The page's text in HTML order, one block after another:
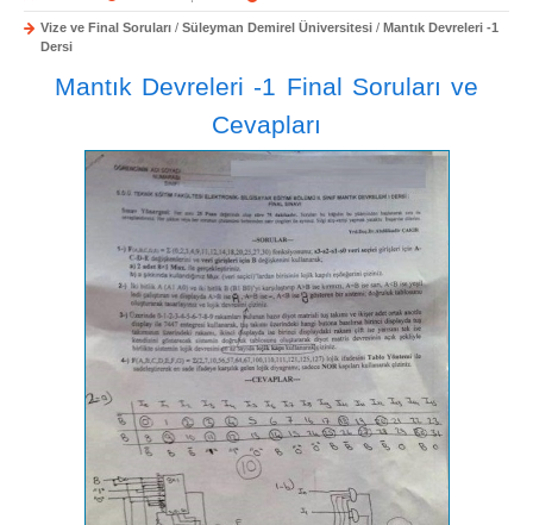
Vize ve Final Soruları / Süleyman Demirel Üniversitesi / Mantık Devreleri -1
Dersi
Mantık Devreleri -1 Final Soruları ve
Cevapları